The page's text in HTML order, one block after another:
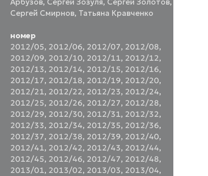
Арбузов, Сергей Зозуля, Сергей Золотов,
Сергей Смирнов, Татьяна Кравченко
номер
2012/05, 2012/06, 2012/07, 2012/08,
2012/09, 2012/10, 2012/11, 2012/12,
2012/13, 2012/14, 2012/15, 2012/16,
2012/17, 2012/18, 2012/19, 2012/20,
2012/21, 2012/22, 2012/23, 2012/24,
2012/25, 2012/26, 2012/27, 2012/28,
2012/29, 2012/30, 2012/31, 2012/32,
2012/33, 2012/34, 2012/35, 2012/36,
2012/37, 2012/38, 2012/39, 2012/40,
2012/41, 2012/42, 2012/43, 2012/44,
2012/45, 2012/46, 2012/47, 2012/48,
2013/01, 2013/02, 2013/03, 2013/04,